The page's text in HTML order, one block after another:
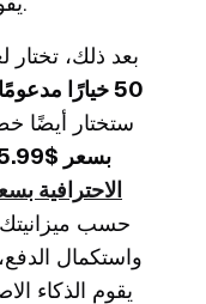
بعد ذلك،
50 خيارًا مدعومًا
ستختار أيضًا
بسعر $5.99 لكل 100,000 كلمة
الاحترافية بسعر $9.99 لكل
حسب ميزانيتك
واستكمال
يقوم الذكاء